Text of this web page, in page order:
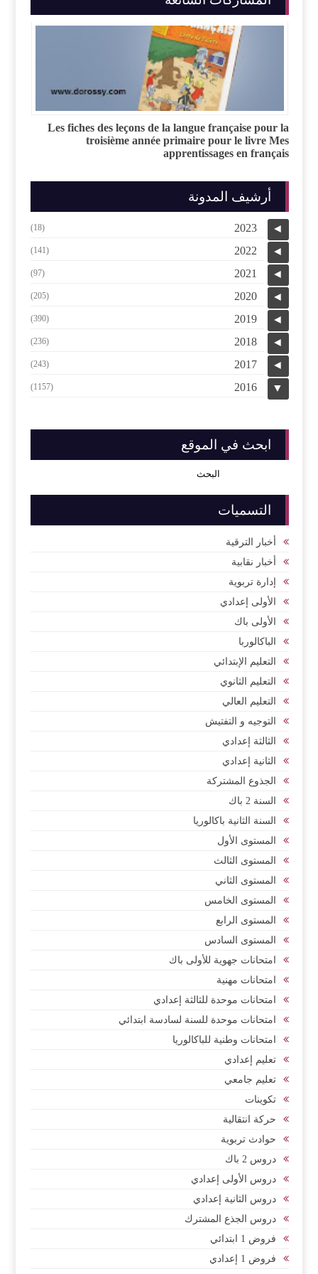
Les fiches des leçons de la langue française pour la
troisième année primaire pour le livre Mes
apprentissages en français
أرشيف المدونة
◄
2023
(18)
◄
2022
(141)
◄
2021
(97)
◄
2020
(205)
◄
2019
(390)
◄
2018
(236)
◄
2017
(243)
▼
2016
(1157)
ابحث في الموقع
التسميات
أخبار الترقية
أخبار نقابية
إدارة تربوية
الأولى إعدادي
الأولى باك
الباكالوربا
التعليم الإبتدائي
التعليم الثانوي
التعليم العالي
التوجيه و التفتيش
الثالثة إعدادي
الثانية إعدادي
الجذوع المشتركة
السنة 2 باك
السنة الثانية باكالوريا
المستوى الأول
المستوى الثالث
المستوى الثاني
المستوى الخامس
المستوى الرابع
المستوى السادس
امتحانات جهوية للأولى باك
امتحانات مهنية
امتحانات موحدة للثالثة إعدادي
امتحانات موحدة للسنة لسادسة ابتدائي
امتحانات وطنية للباكالوريا
تعليم إعدادي
تعليم جامعي
تكوينات
حركة انتقالية
حوادث تربوية
دروس 2 باك
دروس الأولى إعدادي
دروس الثانية إعدادي
دروس الجذع المشترك
فروض 1 ابتدائي
فروض 1 إعدادي